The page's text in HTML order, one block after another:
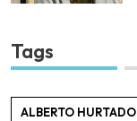
Tags
ALBERTO HURTADO